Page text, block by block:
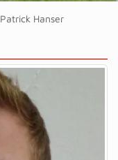
Patrick Hanser